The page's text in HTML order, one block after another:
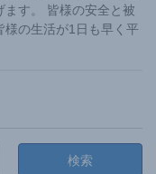
す。 皆様の安全と被
様の生活が1日も早く平